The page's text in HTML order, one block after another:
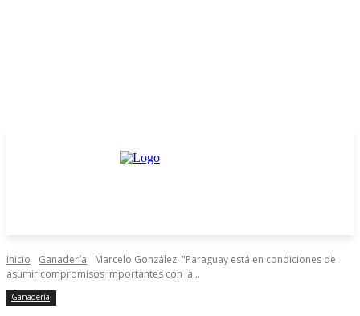
Inicio Ganadería
Marcelo González: "Paraguay está en condiciones de
asumir compromisos importantes con la...
Ganadería